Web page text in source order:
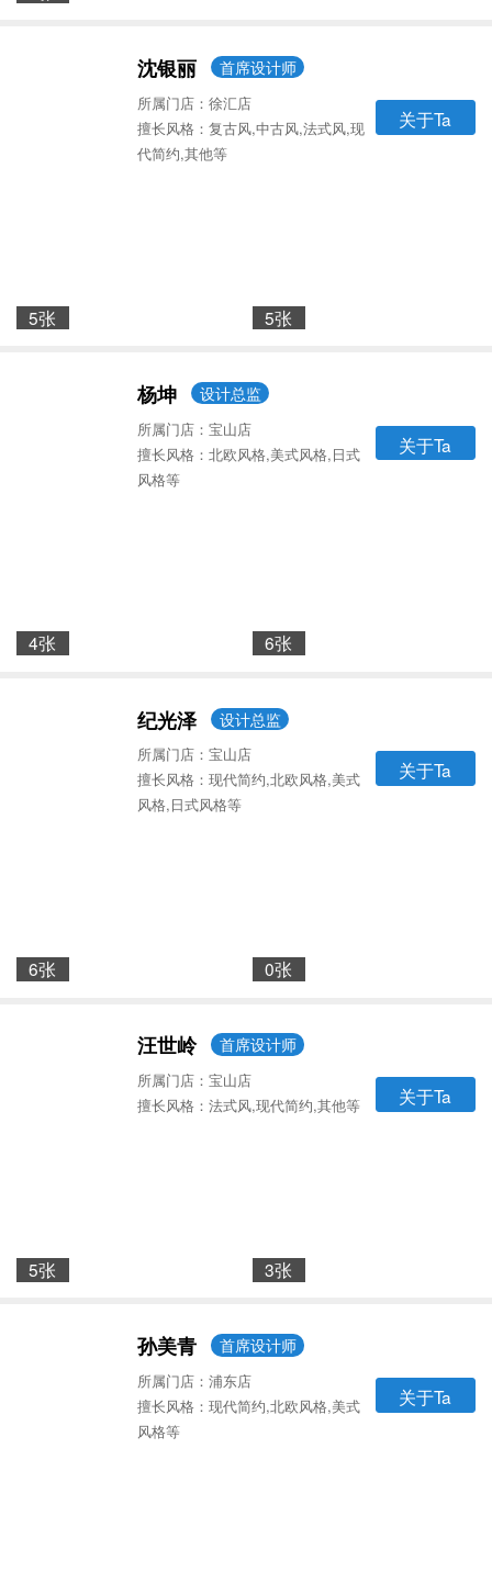
沈银丽 首席设计师
所属门店：徐汇店
擅长风格：复古风,中古风,法式风,现
代简约,其他等
关于Ta
5张 5张
杨坤 设计总监
所属门店：宝山店
擅长风格：北欧风格,美式风格,日式
风格等
关于Ta
4张 6张
纪光泽 设计总监
所属门店：宝山店
擅长风格：现代简约,北欧风格,美式
风格,日式风格等
关于Ta
6张 0张
汪世岭 首席设计师
所属门店：宝山店
擅长风格：法式风,现代简约,其他等
关于Ta
5张 3张
孙美青 首席设计师
所属门店：浦东店
擅长风格：现代简约,北欧风格,美式
风格等
关于Ta